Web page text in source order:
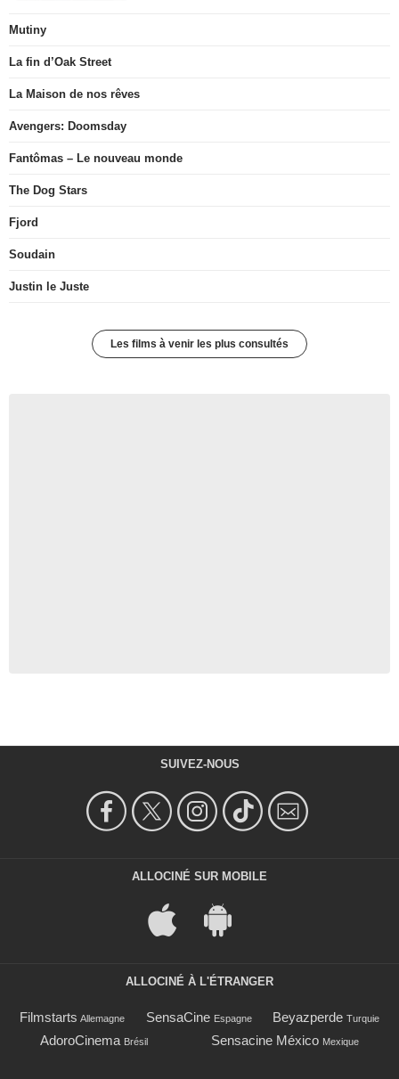
Mutiny
La fin d’Oak Street
La Maison de nos rêves
Avengers: Doomsday
Fantômas – Le nouveau monde
The Dog Stars
Fjord
Soudain
Justin le Juste
Les films à venir les plus consultés
SUIVEZ-NOUS
ALLOCINÉ SUR MOBILE
ALLOCINÉ À L'ÉTRANGER
Filmstarts Allemagne SensaCine Espagne Beyazperde Turquie
AdoroCinema Brésil Sensacine México Mexique